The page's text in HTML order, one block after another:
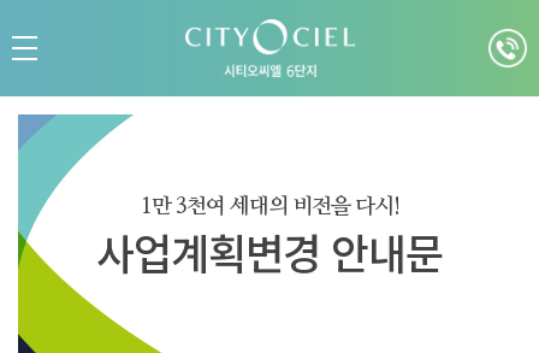
1만 3천여 세대의 비전을 다시!
사업계획변경 안내문